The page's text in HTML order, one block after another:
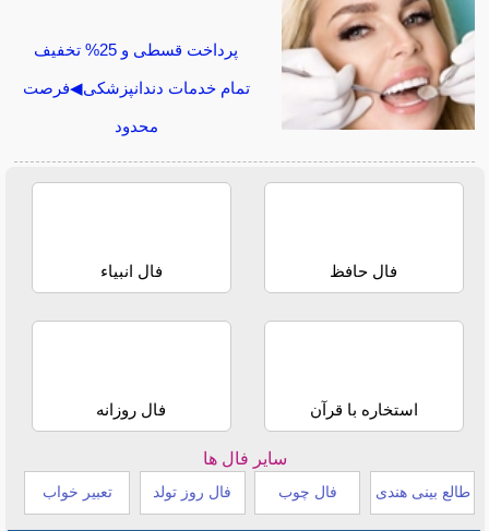
پرداخت قسطی و 25% تخفیف
تمام خدمات دندانپزشکی◀فرصت
محدود
فال حافظ فال انبیاء
استخاره با قرآن فال روزانه
سایر فال ها
طالع بینی هندی فال چوب فال روز تولد تعبیر خواب